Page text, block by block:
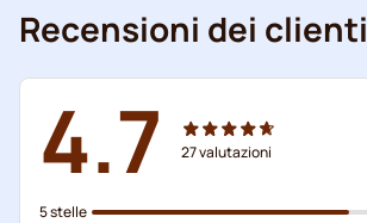
Recensioni dei clienti
4.7 27valutazioni
5 stelle